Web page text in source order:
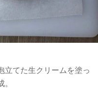
立てた生クリームを塗っ